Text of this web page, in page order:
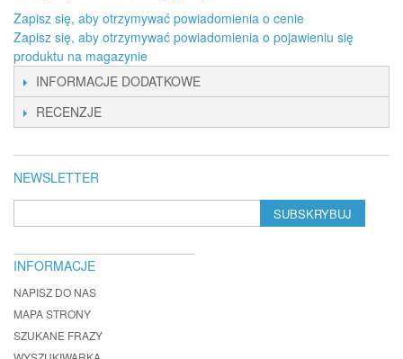
Zapisz się, aby otrzymywać powiadomienia o cenie
Zapisz się, aby otrzymywać powiadomienia o pojawieniu się
produktu na magazynie
INFORMACJE DODATKOWE
RECENZJE
NEWSLETTER
SUBSKRYBUJ
INFORMACJE
NAPISZ DO NAS
MAPA STRONY
SZUKANE FRAZY